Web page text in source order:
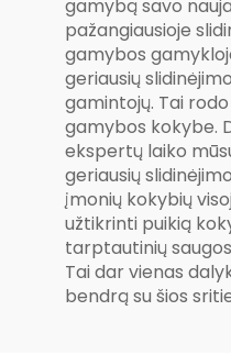
gamybą savo
pažangiausioje
gamybos
geriausių
gamintojų. Tai
gamybos kokybe.
ekspertų laiko
geriausių
įmonių kokybių
užtikrinti puikią
tarptautinių
Tai dar vienas
bendrą su šios